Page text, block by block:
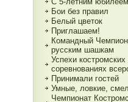
Бои без правил
Белый цветок
Приглашаем!
Командный
русским шашкам
Успехи
соревнованиях
Принимали гостей
Умные, ловкие,
Чемпионат